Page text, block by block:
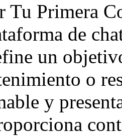
Tu Primera
de
un
o
y